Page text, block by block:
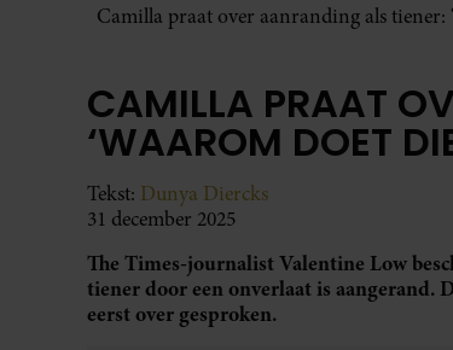
Camilla praat over aanranding als tiener:
CAMILLA PRAAT
‘WAAROM DOET
Tekst: Dunya Diercks
31 december 2025
The Times-journalist Valentine Low
tiener door een onverlaat is aangerand.
eerst over gesproken.